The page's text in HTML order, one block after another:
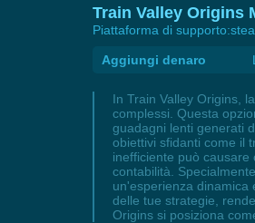
Train Valley Origins
Piattaforma di supporto:
Aggiungi denaro
In Train Valley Origins,
complessi. Questa
guadagni lenti generati
obiettivi sfidanti come il
inefficiente può
contabilità.
un'esperienza dinamica
delle tue strategie,
Origins si posiziona